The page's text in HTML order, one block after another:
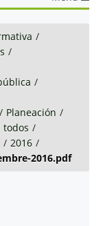
/
/
/
/ Planeación /
todos /
/ 2016 /
2016.pdf